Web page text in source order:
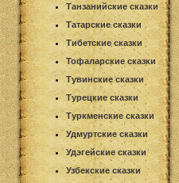
Танзанийские сказки
Татарские сказки
Тибетские сказки
Тофаларские сказки
Тувинские сказки
Турецкие сказки
Туркменские сказки
Удмуртские сказки
Удэгейские сказки
Узбекские сказки